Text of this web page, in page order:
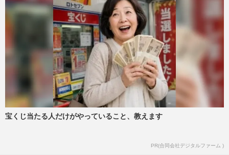
宝くじ当たる人だけがやっていること、教えます
PR(合同会社デジタルファーム )